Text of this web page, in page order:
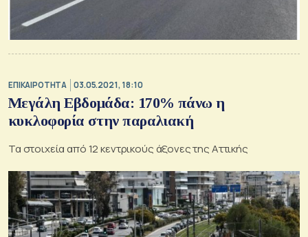
ΕΠΙΚΑΙΡΟΤΗΤΑ 03.05.2021, 18:10
Μεγάλη Εβδομάδα: 170% πάνω η
κυκλοφορία στην παραλιακή
Τα στοιχεία από 12 κεντρικούς άξονες της Αττικής